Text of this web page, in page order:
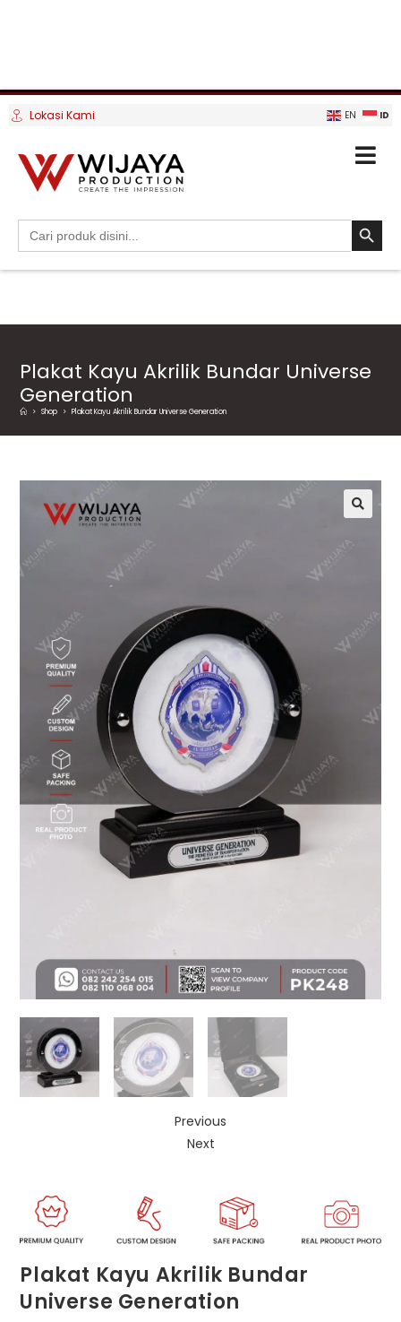
Lokasi Kami EN ID
Search
for:
SEARCH
Plakat Kayu Akrilik Bundar Universe
Generation
> Shop > Plakat Kayu Akrilik Bundar Universe Generation
Previous
Next
Plakat Kayu Akrilik Bundar
Universe Generation